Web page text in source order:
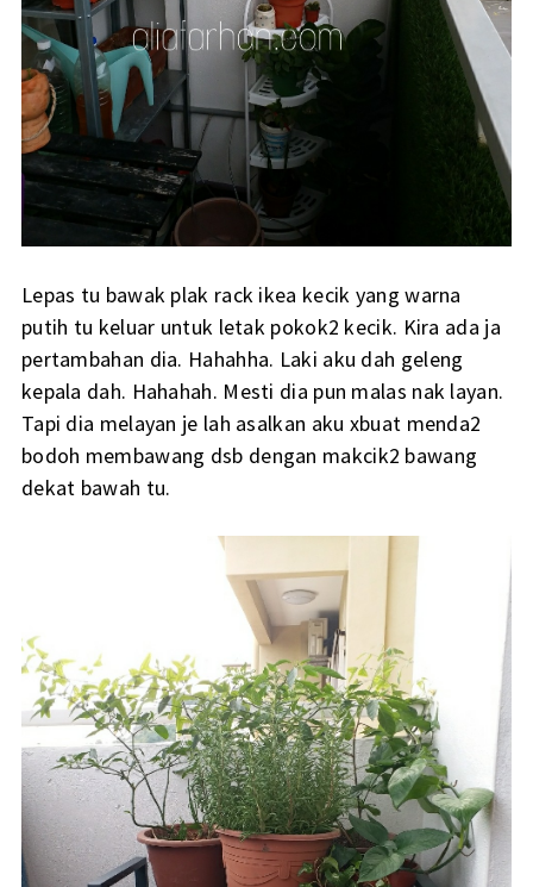
Lepas tu bawak plak rack ikea kecik yang warna
putih tu keluar untuk letak pokok2 kecik. Kira ada ja
pertambahan dia. Hahahha. Laki aku dah geleng
kepala dah. Hahahah. Mesti dia pun malas nak layan.
Tapi dia melayan je lah asalkan aku xbuat menda2
bodoh membawang dsb dengan makcik2 bawang
dekat bawah tu.